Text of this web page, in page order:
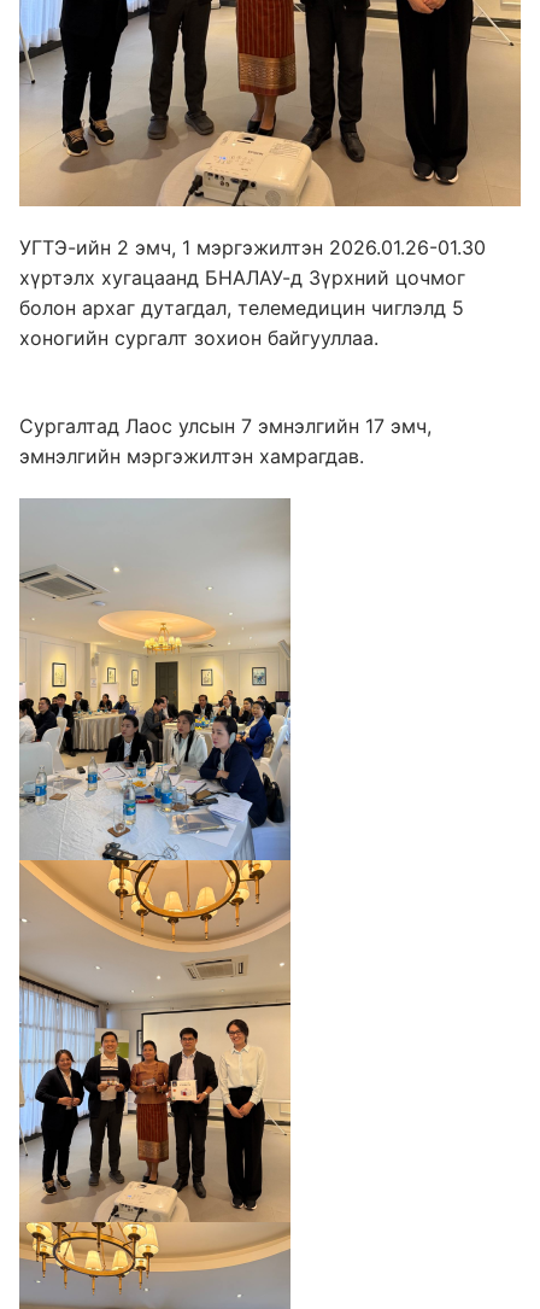
УГТЭ-ийн 2 эмч, 1 мэргэжилтэн 2026.01.26-01.30
хүртэлх хугацаанд БНАЛАУ-д Зүрхний цочмог
болон архаг дутагдал, телемедицин чиглэлд 5
хоногийн сургалт зохион байгууллаа.
Сургалтад Лаос улсын 7 эмнэлгийн 17 эмч,
эмнэлгийн мэргэжилтэн хамрагдав.